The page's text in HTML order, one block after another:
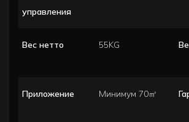
управления
Вес нетто 55KG
Приложение Минимум 70㎡